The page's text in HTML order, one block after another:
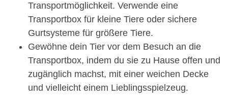
Transportmöglichkeit. Verwende eine
Transportbox für kleine Tiere oder sichere
Gurtsysteme für größere Tiere.
Gewöhne dein Tier vor dem Besuch an die
Transportbox, indem du sie zu Hause offen und
zugänglich machst, mit einer weichen Decke
und vielleicht einem Lieblingsspielzeug.